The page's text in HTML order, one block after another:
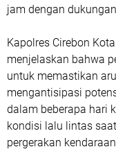
jam dengan
Kapolres Cirebon
menjelaskan bahwa
untuk memastikan
mengantisipasi
dalam beberapa hari
kondisi lalu lintas
pergerakan